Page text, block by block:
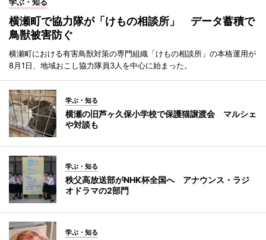
横瀬町で協力隊が「けもの相談所」 データ蓄積で
鳥獣被害防ぐ
横瀬町における有害鳥獣対策の専門組織「けもの相談所」の本格運用が
8月1日、地域おこし協力隊員3人を中心に始まった。
学ぶ・知る
横瀬の旧芦ヶ久保小学校で保護猫譲渡会 マルシェ
や対談も
学ぶ・知る
秩父高放送部がNHK杯全国へ アナウンス・ラジ
オドラマの2部門
学ぶ・知る